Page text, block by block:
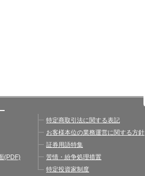
(PDF)
特定商取引法に関する表記
お客様本位の業務運営に関する方針
証券用語特集
苦情・紛争処理措置
特定投資家制度